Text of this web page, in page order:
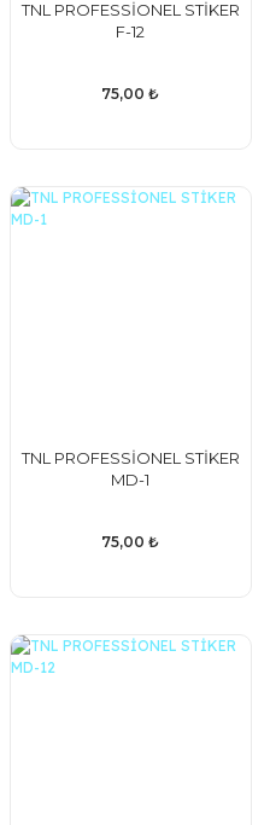
TNL PROFESSİONEL STİKER
F-12
75,00 ₺
TNL PROFESSİONEL STİKER
MD-1
75,00 ₺